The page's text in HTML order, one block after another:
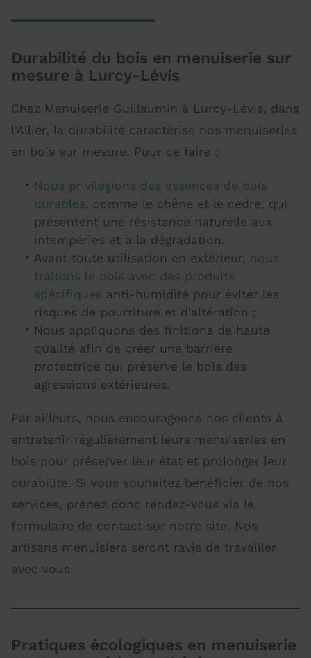
Durabilité du bois en menuiserie sur
mesure à Lurcy-Lévis
Chez Menuiserie Guillaumin à Lurcy-Lévis, dans
l'Allier, la durabilité caractérise nos menuiseries
en bois sur mesure. Pour ce faire :
Nous privilégions des essences de bois
durables, comme le chêne et le cèdre, qui
présentent une résistance naturelle aux
intempéries et à la dégradation.
Avant toute utilisation en extérieur, nous
traitons le bois avec des produits
spécifiques anti-humidité pour éviter les
risques de pourriture et d'altération ;
Nous appliquons des finitions de haute
qualité afin de créer une barrière
protectrice qui préserve le bois des
agressions extérieures.
Par ailleurs, nous encourageons nos clients à
entretenir régulièrement leurs menuiseries en
bois pour préserver leur état et prolonger leur
durabilité. Si vous souhaitez bénéficier de nos
services, prenez donc rendez-vous via le
formulaire de contact sur notre site. Nos
artisans menuisiers seront ravis de travailler
avec vous.
Pratiques écologiques en menuiserie